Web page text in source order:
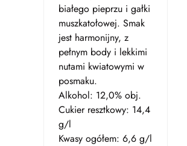
białego pieprzu i gałki
muszkatołowej. Smak
jest harmonijny, z
pełnym body i lekkimi
nutami kwiatowymi w
posmaku.
Alkohol: 12,0% obj.
Cukier resztkowy: 14,4
g/l
Kwasy ogółem: 6,6 g/l